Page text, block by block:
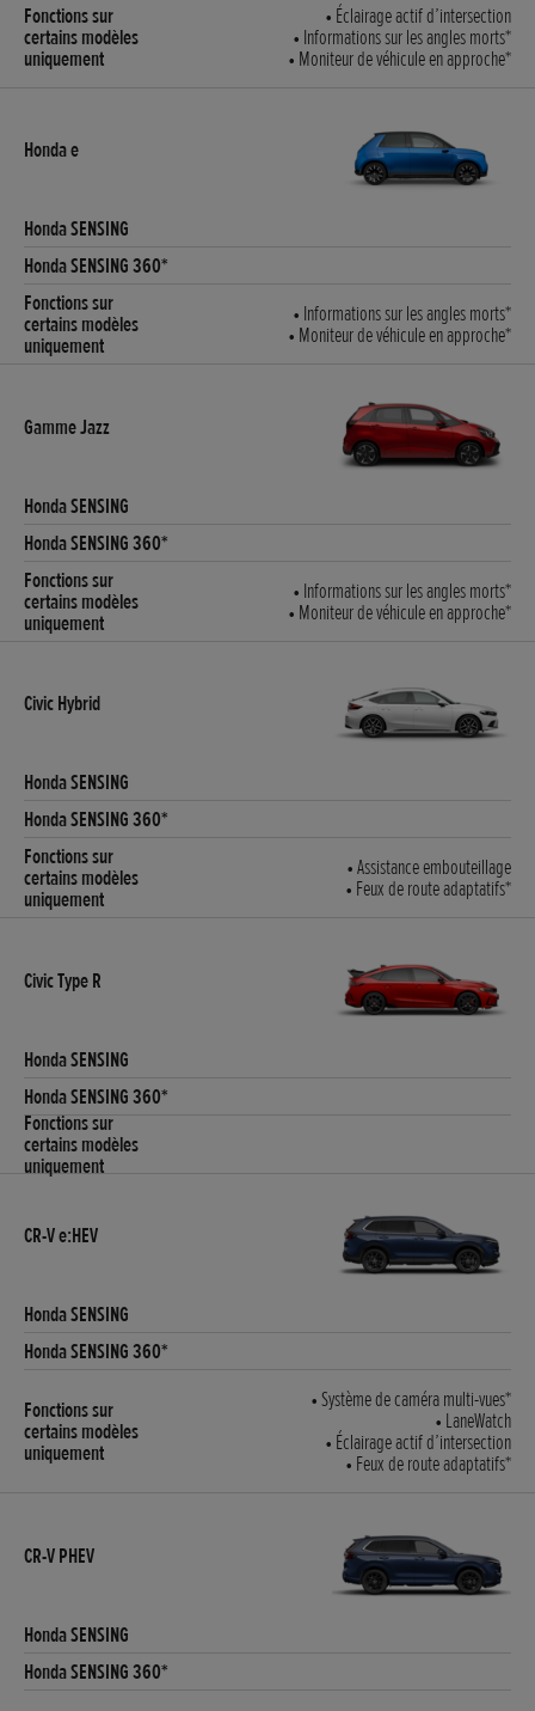
• Éclairage actif d’intersection
• Informations sur les angles morts*
• Moniteur de véhicule en approche*
• Informations sur les angles morts*
• Moniteur de véhicule en approche*
• Informations sur les angles morts*
• Moniteur de véhicule en approche*
• Assistance embouteillage
• Feux de route adaptatifs*
• Système de caméra multi-vues*
• LaneWatch
• Éclairage actif d’intersection
• Feux de route adaptatifs*